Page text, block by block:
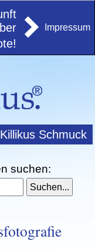
Impressum
Killikus Schmuck
suchen: